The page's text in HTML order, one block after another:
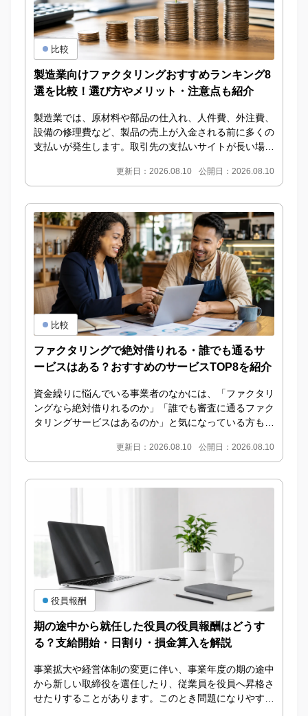
製造業向けファクタリングおすすめランキング8
選を比較！選び方やメリット・注意点も紹介
製造業では、原材料や部品の仕入れ、人件費、外注費、
設備の修理費など、製品の売上が入金される前に多くの
支払いが発生します。取引先の支払いサイトが長い場合
更新日：2026.08.10 公開日：2026.08.10
比較
ファクタリングで絶対借りれる・誰でも通るサ
ービスはある？おすすめのサービスTOP8を紹介
資金繰りに悩んでいる事業者のなかには、「ファクタリ
ングなら絶対借りれるのか」「誰でも審査に通るファク
タリングサービスはあるのか」と気になっている方も多
更新日：2026.08.10 公開日：2026.08.10
比較
期の途中から就任した役員の役員報酬はどうす
る？支給開始・日割り・損金算入を解説
事業拡大や経営体制の変更に伴い、事業年度の期の途中
から新しい取締役を選任したり、従業員を役員へ昇格さ
せたりすることがあります。このとき問題になりやすい
役員報酬